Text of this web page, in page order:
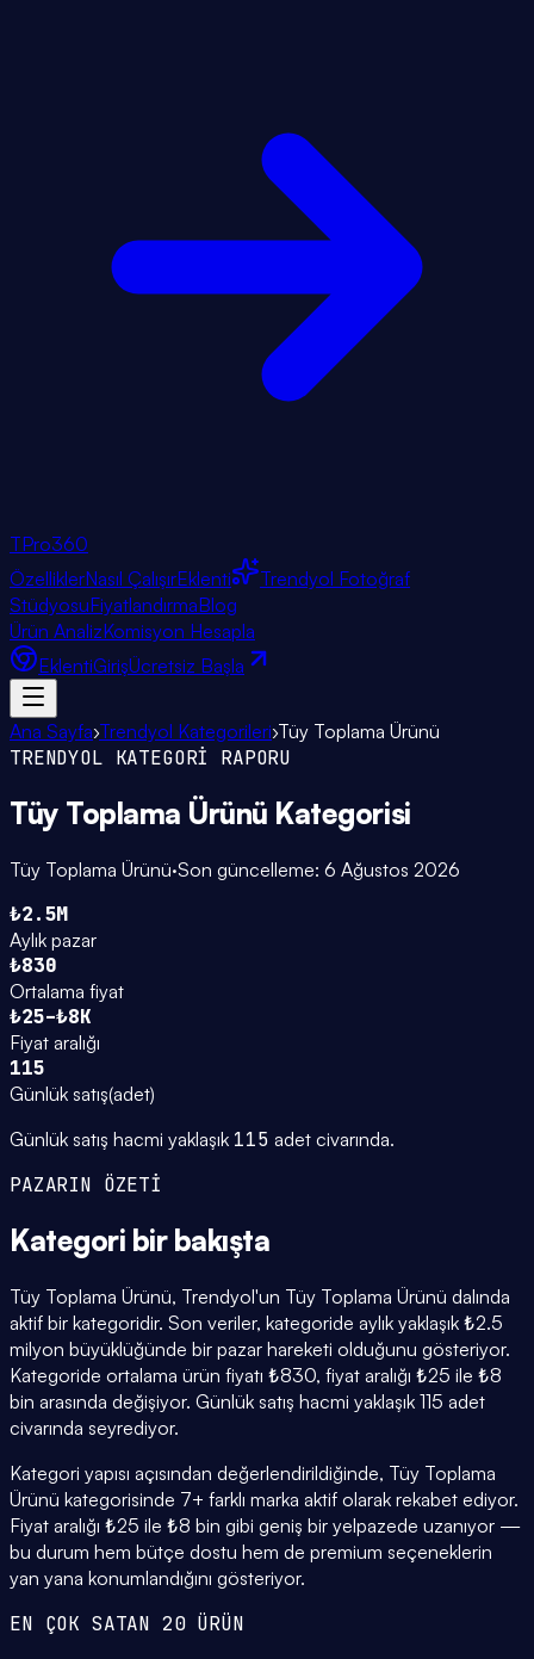
TPro360
ÖzelliklerNasıl ÇalışırEklenti
Trendyol Fotoğraf
StüdyosuFiyatlandırmaBlog
Ürün AnalizKomisyon Hesapla
EklentiGirişÜcretsiz Başla
Ana Sayfa›Trendyol Kategorileri›Tüy Toplama Ürünü
TRENDYOL KATEGORİ RAPORU
Tüy Toplama Ürünü Kategorisi
Tüy Toplama Ürünü·Son güncelleme: 6 Ağustos 2026
₺2.5M
Aylık pazar
₺830
Ortalama fiyat
₺25–₺8K
Fiyat aralığı
115
Günlük satış(adet)
Günlük satış hacmi yaklaşık 115 adet civarında.
PAZARIN ÖZETİ
Kategori bir bakışta
Tüy Toplama Ürünü, Trendyol'un Tüy Toplama Ürünü dalında
aktif bir kategoridir. Son veriler, kategoride aylık yaklaşık ₺2.5
milyon büyüklüğünde bir pazar hareketi olduğunu gösteriyor.
Kategoride ortalama ürün fiyatı ₺830, fiyat aralığı ₺25 ile ₺8
bin arasında değişiyor. Günlük satış hacmi yaklaşık 115 adet
civarında seyrediyor.
Kategori yapısı açısından değerlendirildiğinde, Tüy Toplama
Ürünü kategorisinde 7+ farklı marka aktif olarak rekabet ediyor.
Fiyat aralığı ₺25 ile ₺8 bin gibi geniş bir yelpazede uzanıyor —
bu durum hem bütçe dostu hem de premium seçeneklerin
yan yana konumlandığını gösteriyor.
EN ÇOK SATAN 20 ÜRÜN